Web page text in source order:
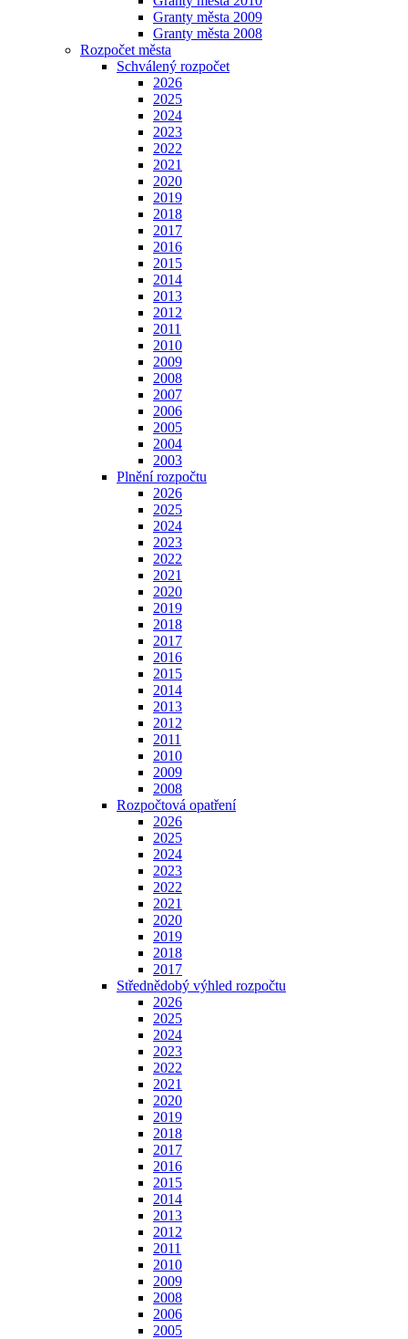
Granty města 2009
Granty města 2008
Rozpočet města
Schválený rozpočet
2026
2025
2024
2023
2022
2021
2020
2019
2018
2017
2016
2015
2014
2013
2012
2011
2010
2009
2008
2007
2006
2005
2004
2003
Plnění rozpočtu
2026
2025
2024
2023
2022
2021
2020
2019
2018
2017
2016
2015
2014
2013
2012
2011
2010
2009
2008
Rozpočtová opatření
2026
2025
2024
2023
2022
2021
2020
2019
2018
2017
Střednědobý výhled rozpočtu
2026
2025
2024
2023
2022
2021
2020
2019
2018
2017
2016
2015
2014
2013
2012
2011
2010
2009
2008
2006
2005